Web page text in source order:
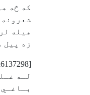
که څه
هيله
زه پيل
[color=red:7bd6137298]خـپـلـواکـي مـې د خـپـل قـام راڅـخـه غـواړي
لـه